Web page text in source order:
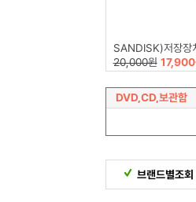
SANDISK)저장장치
20,000원 17,900
DVD,CD,보관함
브랜드별조회